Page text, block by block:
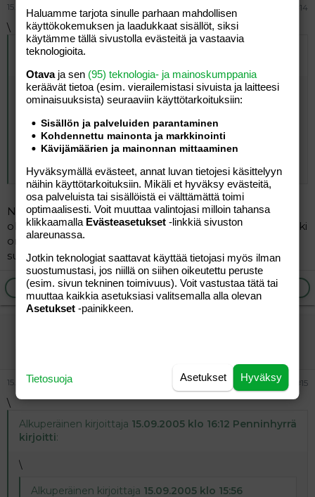
15.09.2005 #14
\
Alkuperäinen kirjoittaja
15.09.2005 klo 15:56 Raitasukka
Täällä nyt on väitetty, että juoppojen lapset
automaattisesti alkavat ryypätä itsekin kuin sienet ja
riipakseen.
Ei kyllä ihan paikkaansa pidä, ei ole absoluuttista totuutta
tässäkään asiassa. nimim. kokemusta on
No minä nyt en väittänyt, että automaattisesti niin aina
olisi.Mutta se malli mikä kotoa tulee vaikuttaa paljon.Toki
on poikkeuksiakin, onneksi, mutta ikävä kyllä
suurimmassa osassa lapset jäljittelevät vanhempiaan.
Vastaa
Ilmoita asiaton viesti
15.09.2005 #15
\
Alkuperäinen kirjoittaja 15.09.2005 klo 16:12 Penninhyrrä
kirjoitti:
\
Alkuperäinen kirjoittaja 15.09.2005 klo 15:56
Haluamme tarjota sinulle parhaan mahdollisen
käyttökokemuksen ja laadukkaat sisällöt, siksi
käytämme tällä sivustolla evästeitä ja vastaavia
teknologioita.
Otavaja sen (95) teknologia- ja mainoskumppania
keräävät tietoa (esim. vierailemis­tasi sivuista ja laitteesi
ominaisuuk­sista) seuraaviin käyttötarkoituksiin:
Sisällön ja palveluiden parantaminen
Kohdennettu mainonta ja markkinointi
Kävijämäärien ja mainonnan mittaaminen
Hyväksymällä evästeet, annat luvan tietojesi käsittelyyn
näihin käyttötarkoituksiin. Mikäli et hyväksy evästeitä,
osa palveluista tai sisällöistä ei välttämättä toimi
optimaalisesti. Voit muuttaa valintojasi milloin tahansa
klikkaamalla Evästeasetukset -linkkiä sivuston
alareunassa.
Jotkin teknologiat saattavat käyttää tietojasi myös ilman
suostumustasi, jos niillä on siihen oikeutettu peruste
(esim. sivun tekninen toimivuus). Voit vastustaa tätä tai
muuttaa kaikkia asetuksiasi valitsemalla alla olevan
Asetukset -painikkeen.
Hyväksy
Asetukset
Tietosuoja